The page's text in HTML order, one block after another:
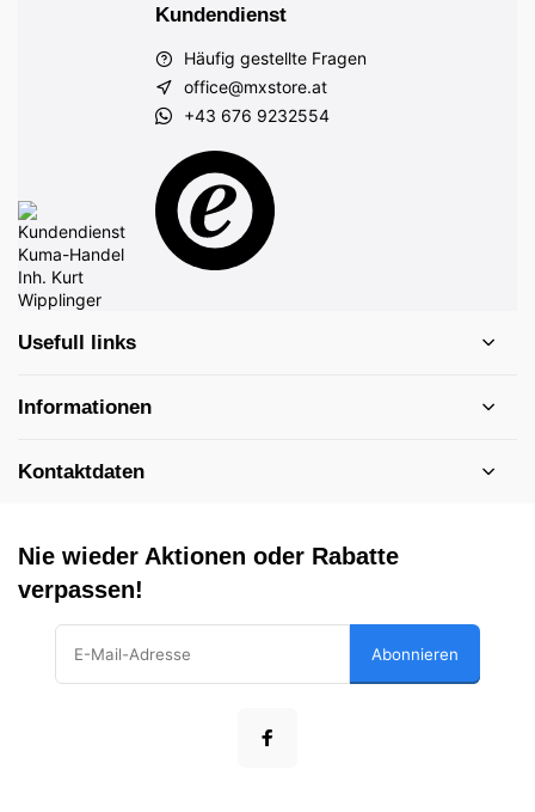
Kundendienst
Häufig gestellte Fragen
office@mxstore.at
+43 676 9232554
Usefull links
Informationen
Kontaktdaten
Nie wieder Aktionen oder Rabatte
verpassen!
Abonnieren